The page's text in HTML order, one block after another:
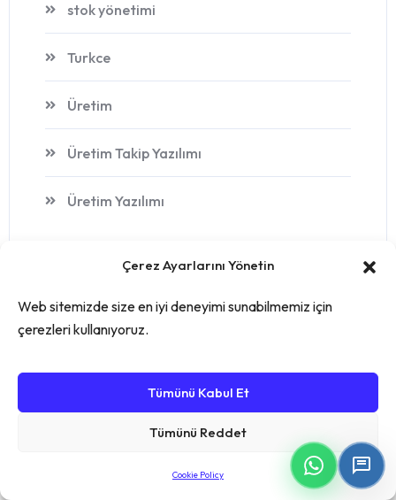
Çerez Ayarlarını Yönetin
Web sitemizde size en iyi deneyimi sunabilmemiz için
çerezleri kullanıyoruz.
Tümünü Kabul Et
Tümünü Reddet
Cookie Policy
stok yönetimi
Turkce
Üretim
Üretim Takip Yazılımı
Üretim Yazılımı